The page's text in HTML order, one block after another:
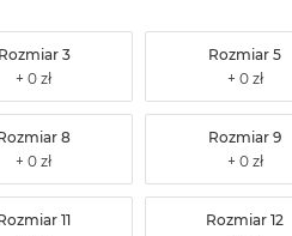
Rozmiar 3 Rozmiar 5
8 Rozmiar 9
11 Rozmiar 12